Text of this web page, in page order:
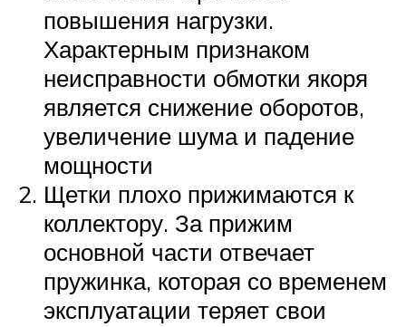
повышения нагрузки.
Характерным признаком
неисправности обмотки якоря
является снижение оборотов,
увеличение шума и падение
мощности
Щетки плохо прижимаются к
коллектору. За прижим
основной части отвечает
пружинка, которая со временем
эксплуатации теряет свои